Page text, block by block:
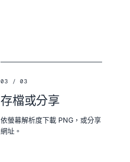
03 / 03
存檔或分享
依螢幕解析度下載 PNG，或分享
網址。